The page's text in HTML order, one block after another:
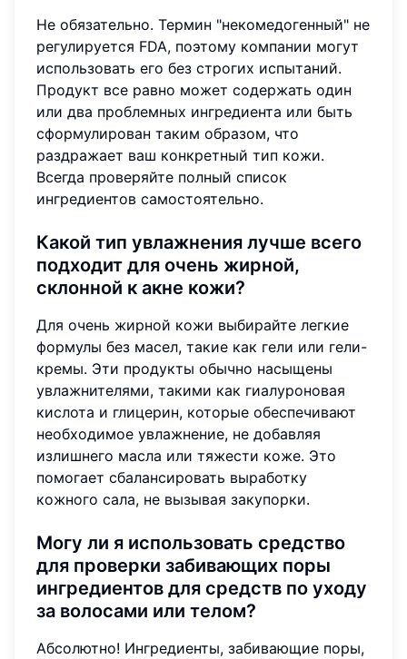
Не обязательно. Термин "некомедогенный" не
регулируется FDA, поэтому компании могут
использовать его без строгих испытаний.
Продукт все равно может содержать один
или два проблемных ингредиента или быть
сформулирован таким образом, что
раздражает ваш конкретный тип кожи.
Всегда проверяйте полный список
ингредиентов самостоятельно.
Какой тип увлажнения лучше всего
подходит для очень жирной,
склонной к акне кожи?
Для очень жирной кожи выбирайте легкие
формулы без масел, такие как гели или гели-
кремы. Эти продукты обычно насыщены
увлажнителями, такими как гиалуроновая
кислота и глицерин, которые обеспечивают
необходимое увлажнение, не добавляя
излишнего масла или тяжести коже. Это
помогает сбалансировать выработку
кожного сала, не вызывая закупорки.
Могу ли я использовать средство
для проверки забивающих поры
ингредиентов для средств по уходу
за волосами или телом?
Абсолютно! Ингредиенты, забивающие поры,